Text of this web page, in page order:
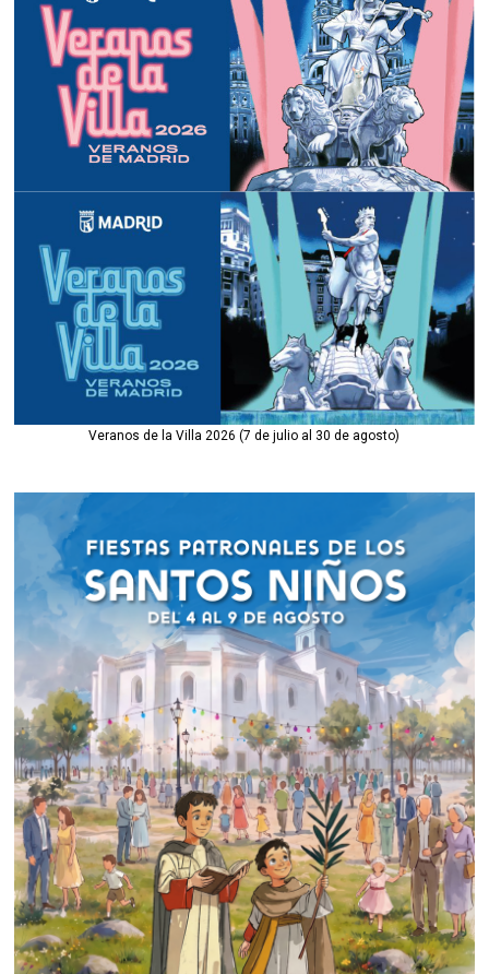
Veranos de la Villa 2026 (7 de julio al 30 de agosto)